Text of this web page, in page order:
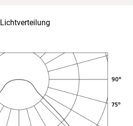
Lichtverteilung